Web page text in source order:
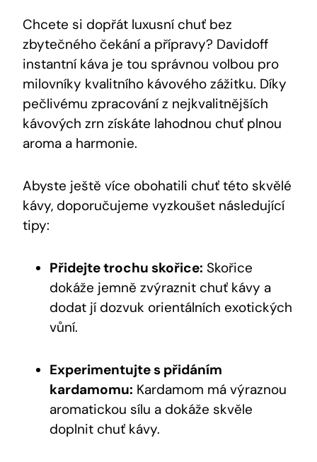
Chcete si dopřát luxusní chuť bez
zbytečného čekání a přípravy? Davidoff
instantní káva je tou správnou volbou pro
milovníky kvalitního kávového zážitku. Díky
pečlivému zpracování z nejkvalitnějších
kávových zrn získáte lahodnou chuť plnou
aroma a harmonie.
Abyste ještě více obohatili chuť této skvělé
kávy, doporučujeme vyzkoušet následující
tipy:
Přidejte trochu skořice: Skořice
dokáže jemně zvýraznit chuť kávy a
dodat jí dozvuk orientálních exotických
vůní.
Experimentujte s přidáním
kardamomu: Kardamom má výraznou
aromatickou sílu a dokáže skvěle
doplnit chuť kávy.